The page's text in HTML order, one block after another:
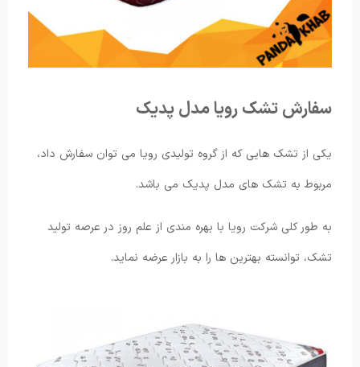
سفارش تشک رویا مدل پدیک
یکی از تشک هایی که از گروه تولیدی رویا می توان سفارش داد،
مربوط به تشک های مدل پدیک می باشد.
به طور کلی شرکت رویا با بهره مندی از علم روز در عرصه تولید
تشک، توانسته بهترین ها را به بازار عرضه نماید.